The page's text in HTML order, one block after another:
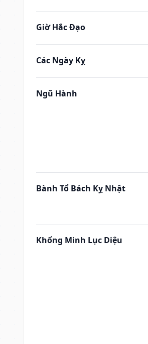
Giờ Hắc Đạo
Các Ngày Kỵ
Ngũ Hành
Bành Tổ Bách Kỵ Nhật
Khổng Minh Lục Diệu